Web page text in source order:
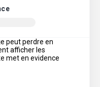
peut perdre en
afficher les
met en evidence